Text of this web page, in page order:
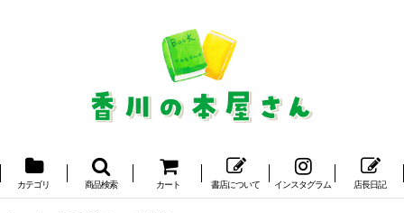
カテゴリ 商品検索 カート 書店について インスタグラム 店長日記